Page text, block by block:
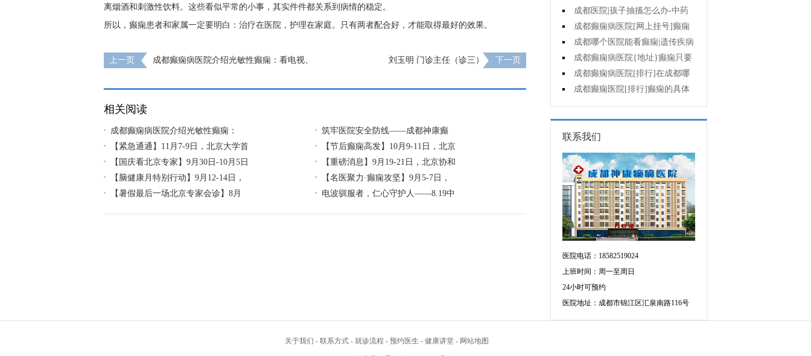
离烟酒和刺激性饮料。这些看似平常的小事，其实件件都关系到病情的稳定。
所以，癫痫患者和家属一定要明白：治疗在医院，护理在家庭。只有两者配合好，才能取得最好的效果。
上一页
成都癫痫病医院介绍光敏性癫痫：看电视、
刘玉明 门诊主任（诊三） 下一页
相关阅读
成都癫痫病医院介绍光敏性癫痫：
筑牢医院安全防线——成都神康癫
【紧急通通】11月7-9日，北京大学首
【节后癫痫高发】10月9-11日，北京
【国庆看北京专家】9月30日-10月5日
【重磅消息】9月19-21日，北京协和
【脑健康月特别行动】9月12-14日，
【名医聚力·癫痫攻坚】9月5-7日，
【暑假最后一场北京专家会诊】8月
电波驯服者，仁心守护人——8.19中
度公布」生活中容易被忽视的癫痫
诱因有哪些?
成都医院|孩子抽搐怎么办-中药
治疗癫痫可以治好吗?
成都癫痫病医院[网上挂号]癫痫
的日常护理要点有哪些?
成都哪个医院能看癫痫|遗传疾病
中有癫痫吗?
成都癫痫病医院{地址}癫痫只要
手术就能治好吗?
成都癫痫病医院[排行]在成都哪
个医院专治儿童癫痫好?
成都癫痫医院[排行]癫痫的具体
症状有哪些?
联系我们
医院电话：18582519024
上班时间：周一至周日
24小时可预约
医院地址：成都市锦江区汇泉南路116号
关于我们 - 联系方式 - 就诊流程 - 预约医生 - 健康讲堂 - 网站地图